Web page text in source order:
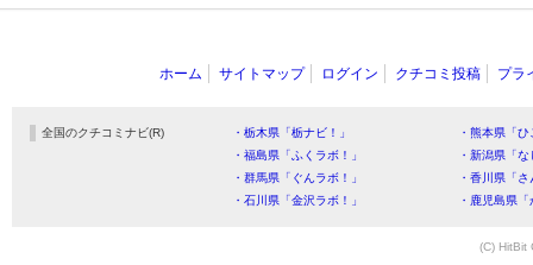
ホーム サイトマップ ログイン クチコミ投稿 プラ
全国のクチコミナビ(R) ・栃木県「栃ナビ！」
・熊本県「
・福島県「ふくラボ！」
・新潟県「
・群馬県「ぐんラボ！」
・香川県「
・石川県「金沢ラボ！」
・鹿児島県
(C) HitBit